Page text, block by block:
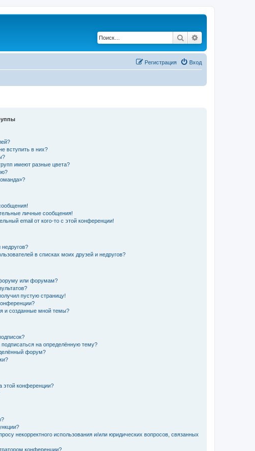
Поиск
Вход
Регистрация
вступить в них?
имеют разные цвета?
личные сообщения!
email от кого-то с этой конференции!
недругов?
в списках моих друзей и недругов?
или форумам?
пустую страницу!
и созданные мной темы?
подписаться на определённую тему?
форум?
этой конференции?
некорректного использования и/или юридических вопросов, связанных
конференции?